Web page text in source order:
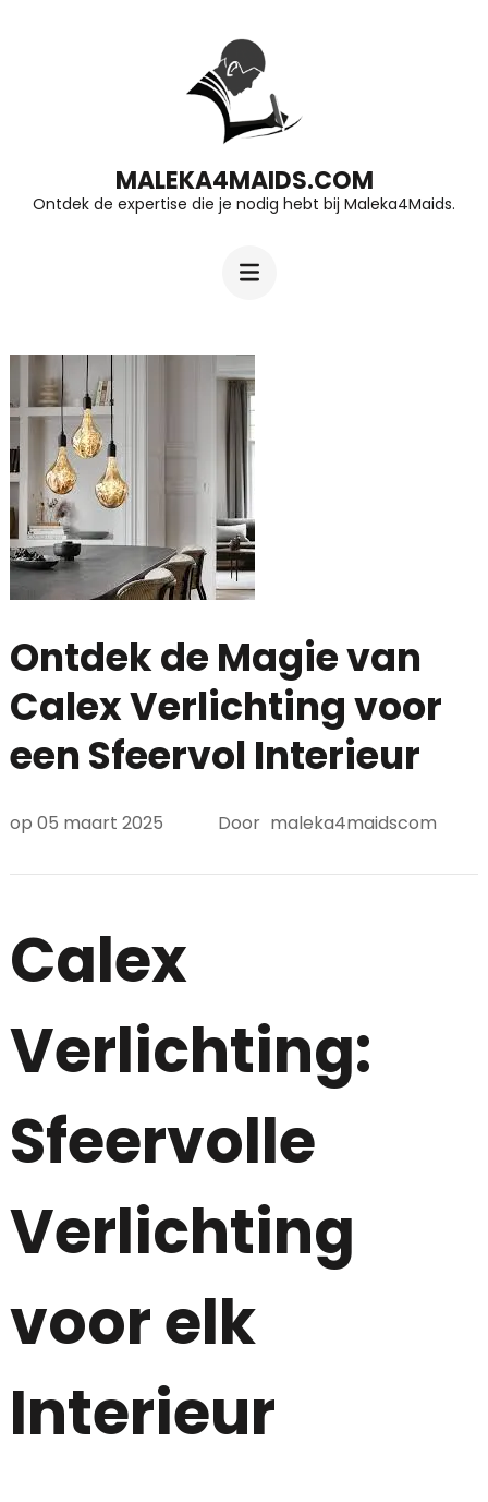
Enter)
MALEKA4MAIDS.COM
Ontdek de expertise die je nodig hebt bij Maleka4Maids.
Ontdek de Magie van
Calex Verlichting voor
een Sfeervol Interieur
op 05 maart 2025 Door maleka4maidscom
Calex
Verlichting:
Sfeervolle
Verlichting
voor elk
Interieur